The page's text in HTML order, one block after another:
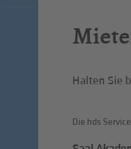
Halten Sie
Die hds